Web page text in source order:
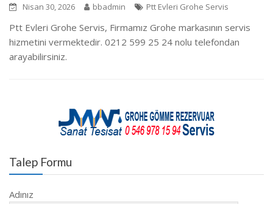
Nisan 30, 2026 bbadmin Ptt Evleri Grohe Servis
Ptt Evleri Grohe Servis, Firmamız Grohe markasının servis
hizmetini vermektedir. 0212 599 25 24 nolu telefondan
arayabilirsiniz.
Talep Formu
Adınız